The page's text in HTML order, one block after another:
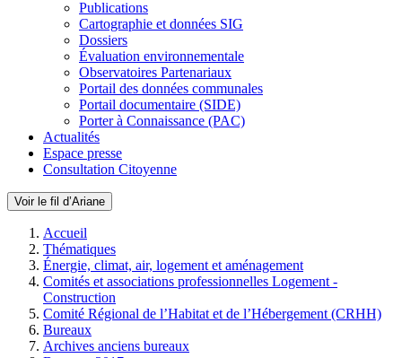
Publications
Cartographie et données SIG
Dossiers
Évaluation environnementale
Observatoires Partenariaux
Portail des données communales
Portail documentaire (SIDE)
Porter à Connaissance (PAC)
Actualités
Espace presse
Consultation Citoyenne
Voir le fil d’Ariane
Accueil
Thématiques
Énergie, climat, air, logement et aménagement
Comités et associations professionnelles Logement -
Construction
Comité Régional de l’Habitat et de l’Hébergement (CRHH)
Bureaux
Archives anciens bureaux